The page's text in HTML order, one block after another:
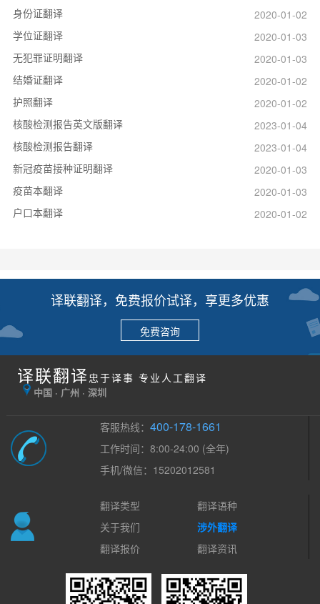
身份证翻译
2020-01-02
学位证翻译
2020-01-03
无犯罪证明翻译
2020-01-03
结婚证翻译
2020-01-02
护照翻译
2020-01-02
核酸检测报告英文版翻译
2023-01-04
核酸检测报告翻译
2023-01-04
新冠疫苗接种证明翻译
2020-01-03
疫苗本翻译
2020-01-03
户口本翻译
2020-01-02
译联翻译，免费报价试译，享更多优惠
免费咨询
译联翻译 忠于译事 专业人工翻译
中国 · 广州 · 深圳
客服热线：400-178-1661
工作时间：8:00-24:00 (全年)
手机/微信：15202012581
翻译类型
翻译语种
关于我们
涉外翻译
翻译报价
翻译资讯